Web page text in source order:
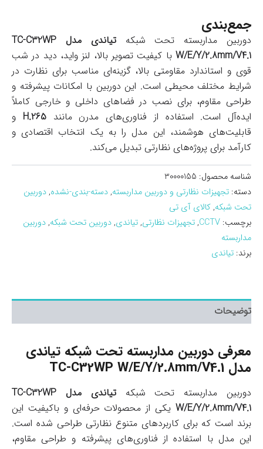
جمع‌بندی
دوربین مداربسته تحت شبکه
تیاندی مدل TC-C32WP
W/E/Y/2.8mm/V4.1 با کیفیت تصویر بالا، لنز واید، دید در شب
قوی و استاندارد مقاومتی بالا، گزینه‌ای مناسب برای نظارت در
شرایط مختلف محیطی است. این دوربین با امکانات پیشرفته و
طراحی مقاوم، برای نصب در فضاهای داخلی و خارجی کاملاً
ایده‌آل است. استفاده از فناوری‌های مدرن مانندH.265 و
قابلیت‌های هوشمند، این مدل را به یک انتخاب اقتصادی و
کارآمد برای پروژه‌های نظارتی تبدیل می‌کند.
شناسه محصول: 30000155
دسته: تجهیزات نظارتی و دوربین مداربسته,دسته-بندی-نشده,دوربین
تحت شبکه,کالای آی تی
برچسب: CCTV
,تجهیزات نظارتی,تیاندی,دوربین تحت شبکه,دوربین
مداربسته
برند: تیاندی
توضیحات
معرفی دوربین مداربسته تحت شبکه تیاندی
مدل TC-C32WP W/E/Y/2.8mm/V4.1
دوربین مداربسته تحت شبکه
تیاندی مدل TC-C32WP
W/E/Y/2.8mm/V4.1 یکی از محصولات حرفه‌ای و باکیفیت این
برند است که برای کاربردهای متنوع نظارتی طراحی شده است.
این مدل با استفاده از فناوری‌های پیشرفته و طراحی مقاوم،